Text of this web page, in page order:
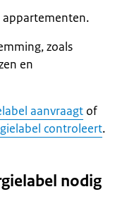
appartementen.
zoals
en
aanvraagt of
controleert.
nodig